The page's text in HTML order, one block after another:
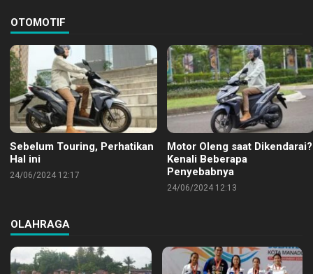
OTOMOTIF
Sebelum Touring, Perhatikan
Hal ini
24/06/2024 12:17
Motor Oleng saat Dikendarai?
Kenali Beberapa
Penyebabnya
24/06/2024 12:13
OLAHRAGA